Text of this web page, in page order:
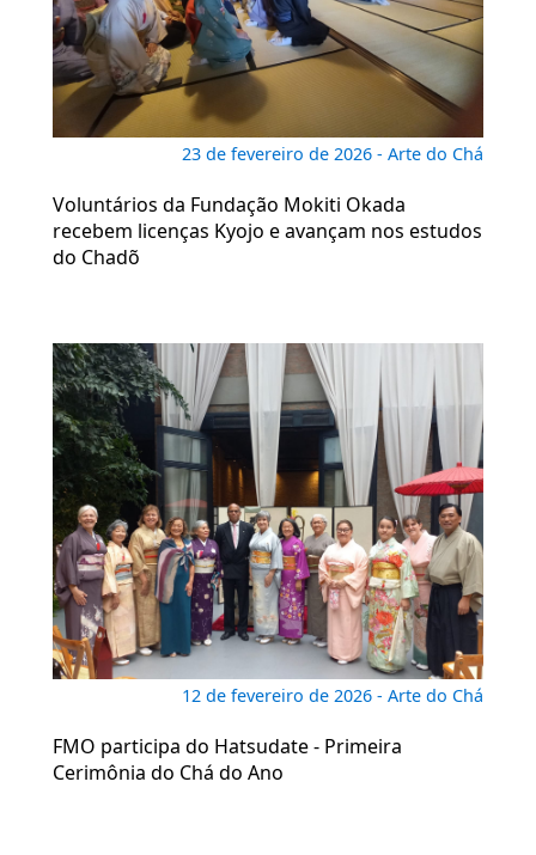
23 de fevereiro de 2026 - Arte do Chá
Voluntários da Fundação Mokiti Okada
recebem licenças Kyojo e avançam nos estudos
do Chadõ
12 de fevereiro de 2026 - Arte do Chá
FMO participa do Hatsudate - Primeira
Cerimônia do Chá do Ano